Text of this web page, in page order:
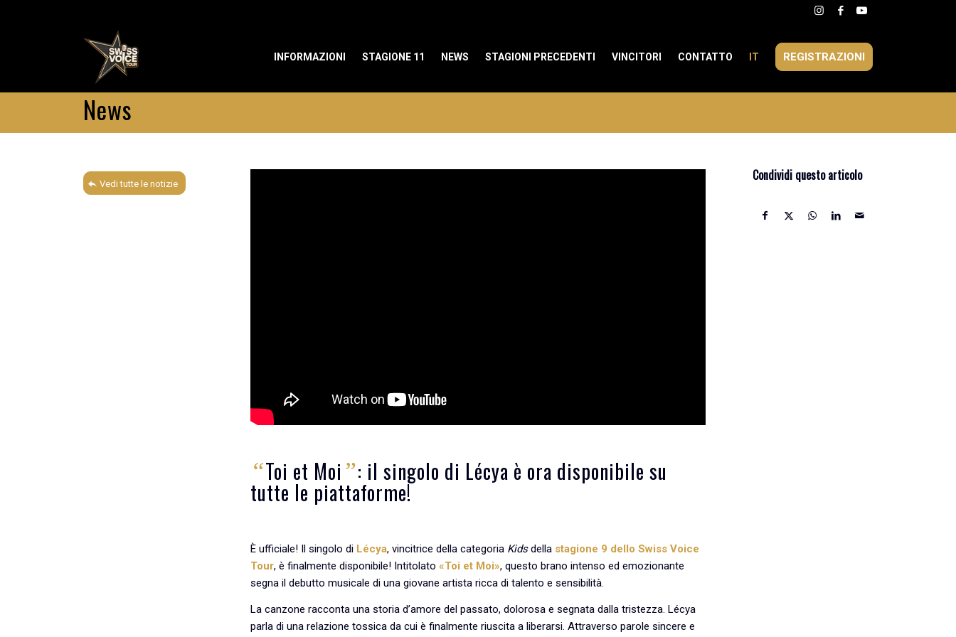
INFORMAZIONI STAGIONE 11 NEWS STAGIONI PRECEDENTI VINCITORI CONTATTO REGISTRAZIONI
IT
News
Vedi tutte le notizie
“Toi et Moi ”: il singolo di Lécya è ora disponibile su
tutte le piattaforme!
È ufficiale! Il singolo di Lécya, vincitrice della categoria Kidsdella stagione 9 dello Swiss Voice
Tour, è finalmente disponibile! Intitolato«Toi et Moi», questo brano intenso ed emozionante
segna il debutto musicale di una giovane artista ricca di talento e sensibilità.
La canzone racconta una storia d’amore del passato, dolorosa e segnata dalla tristezza. Lécya
parla di una relazione tossica da cui è finalmente riuscita a liberarsi. Attraverso parole sincere e
Condividi questo articolo